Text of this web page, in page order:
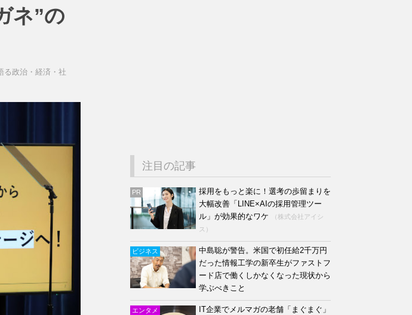
ネ”の
る政治・経済・社
注目の記事
PR
採用をもっと楽に！選考の歩留まりを
大幅改善「LINE×AIの採用管理ツー
ル」が効果的なワケ
（株式会社アイシ
ス）
ビジネス
中島聡が警告。米国で初任給2千万円
だった情報工学の新卒生がファストフ
ード店で働くしかなくなった現状から
学ぶべきこと
エンタメ
IT企業でメルマガの老舗「まぐまぐ」